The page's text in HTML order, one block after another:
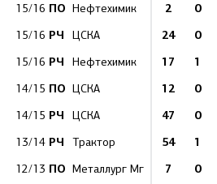
15/16 ПО Нефтехимик 2 0
15/16 РЧ ЦСКА 24 0
15/16 РЧ Нефтехимик 17 1
14/15 ПО ЦСКА 12 0
14/15 РЧ ЦСКА 47 0
13/14 РЧ Трактор 54 1
12/13 ПО Металлург Мг 7 0